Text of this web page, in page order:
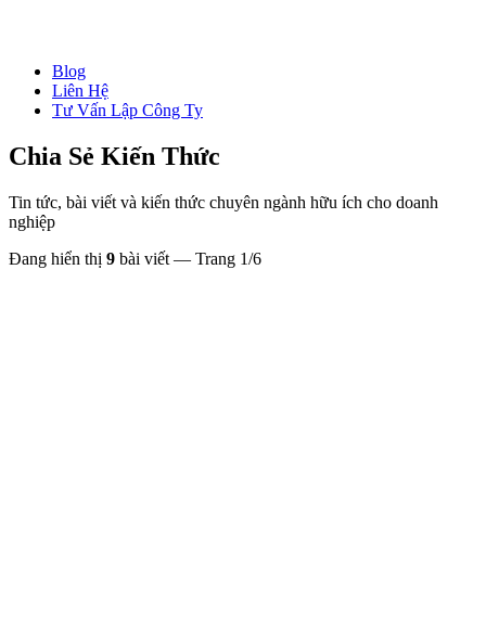
Thành Lập Công Ty
Làm Giấy Phép Kinh Doanh
Giải Thể Công Ty
Dịch Vụ Kế Toán
Chữ Ký Số
Blog
Liên Hệ
Tư Vấn Lập Công Ty
Chia Sẻ Kiến Thức
Tin tức, bài viết và kiến thức chuyên ngành hữu ích cho doanh
nghiệp
Đang hiển thị 9 bài viết — Trang 1/6